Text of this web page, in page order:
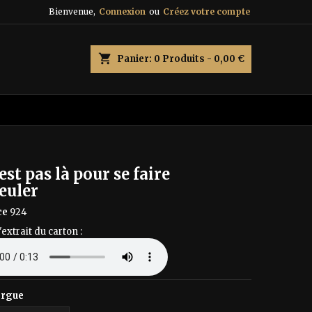
Bienvenue, Connexion ou Créez votre compte
shopping_cart Panier: 0 Produits - 0,00 €
pas là pour se faire
924
du carton :